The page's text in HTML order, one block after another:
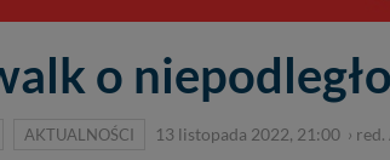
o
AKTUALNOŚCI 13 listopada 2022, 21:00 › red.